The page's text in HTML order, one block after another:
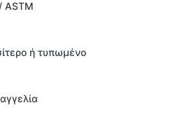
ASTM
ή τυπωμένο